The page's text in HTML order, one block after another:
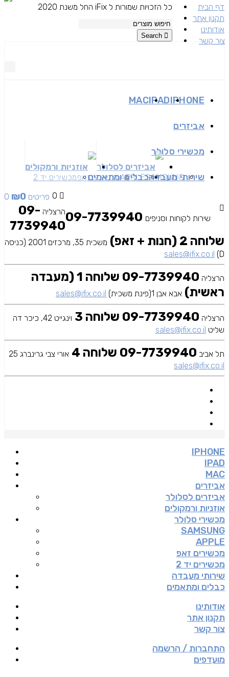
דף הבית
תקנון אתר
אודותינו
צור קשר
כל הזכויות שמורות ל iFix החל משנת 2020
IPHONE
IPAD
MAC
אביזרים
אביזרים לסלולר אוזניות ורמקולים
מכשירי סלולר
SAMSUNG
APPLEמכשירים זאפמכשירים יד 2 שירותי מעבדהכבלים ומתאמים
0 0 פריטים ₪0
Search
שירות לקוחות וסניפים
הרצליה 09-
7739940
שלוחה 2 (חנות + זאפ)
משכית 35, מרכזים 2001 (כניסה
D)
sales@ifix.co.il
הרצליה
09-7739940 שלוחה 1 (מעבדה
ראשית) אבא אבן 1(פינת משכית) sales@ifix.co.il
הרצליה 09-7739940 שלוחה 3
וינגייט 42, כיכר דה
שליט sales@ifix.co.il
תל אביב 09-7739940 שלוחה 4
אורי צבי גרינברג 25
sales@ifix.co.il
IPHONE
IPAD
MAC
אביזרים
אביזרים לסלולר
אוזניות ורמקולים
מכשירי סלולר
SAMSUNG
APPLE
מכשירים זאפ
מכשירים יד 2
שירותי מעבדה
כבלים ומתאמים
אודותינו
תקנון אתר
צור קשר
התחברות / הרשמה
מועדפים